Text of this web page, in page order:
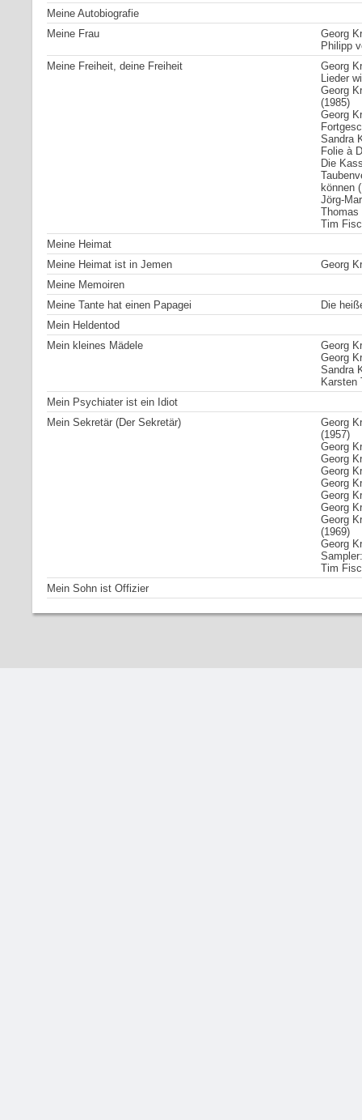
Meine Autobiografie
Meine Frau
Georg
Philipp
Meine Freiheit, deine Freiheit
Georg
Lieder
Georg
(1985)
Georg
Sandra
Folie à
Die
können
Jörg-
Thomas
Tim
Meine Heimat
Meine Heimat ist in Jemen
Georg
Meine Memoiren
Meine Tante hat einen Papagei
Die
Mein Heldentod
Mein kleines Mädele
Georg
Georg
Sandra
Karsten
Mein Psychiater ist ein Idiot
Mein Sekretär (Der Sekretär)
Georg
(1957)
Georg
Georg
Georg
Georg
Georg
Georg
Georg
(1969)
Georg
Tim
Mein Sohn ist Offizier